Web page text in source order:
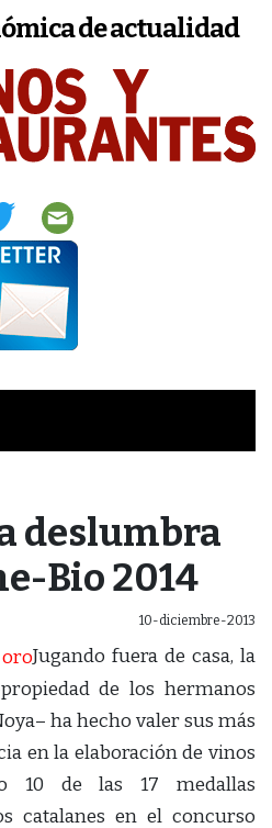
de actualidad
deslumbra
Bio 2014
10-diciembre-2013
Jugando fuera de casa, la
de los hermanos
ha hecho valer sus más
en la elaboración de vinos
10 de las 17 medallas
catalanes en el concurso